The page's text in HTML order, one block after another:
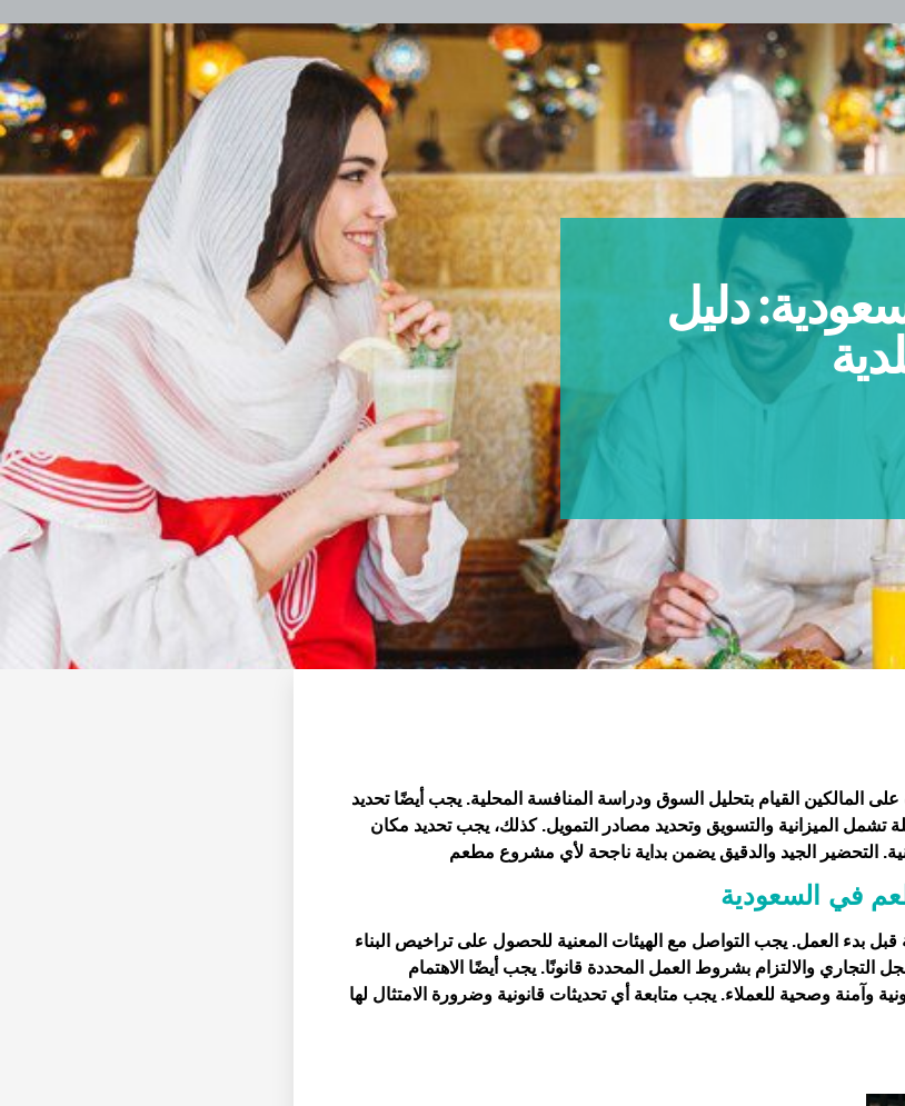
دليل
القيام بتحليل السوق ودراسة المنافسة المحلية. يجب أيضًا تحديد
الميزانية والتسويق وتحديد مصادر التمويل. كذلك، يجب تحديد مكان
التحضير الجيد والدقيق يضمن بداية ناجحة لأي مشروع مطعم
في السعودية
قبل بدء العمل. يجب التواصل مع الهيئات المعنية للحصول على تراخيص البناء
والالتزام بشروط العمل المحددة قانونًا. يجب أيضًا الاهتمام
وآمنة وصحية للعملاء. يجب متابعة أي تحديثات قانونية وضرورة الامتثال لها